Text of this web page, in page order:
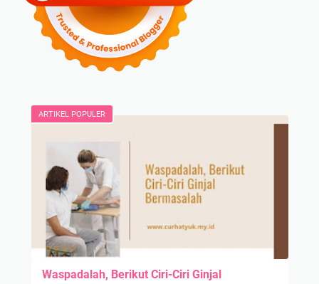
ARTIKEL POPULER
Waspadalah, Berikut Ciri-Ciri Ginjal